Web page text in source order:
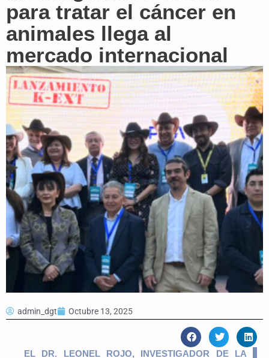
para tratar el cáncer en
animales llega al
mercado internacional
admin_dgt Octubre 13, 2025
EL DR. LEONEL ROJO, INVESTIGADOR DE LA